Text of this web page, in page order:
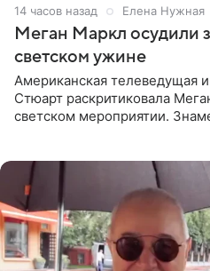
14 часов назад Елена Нужная
Меган Маркл осудили
светском ужине
Американская телеведущая
Стюарт раскритиковала
светском мероприятии.